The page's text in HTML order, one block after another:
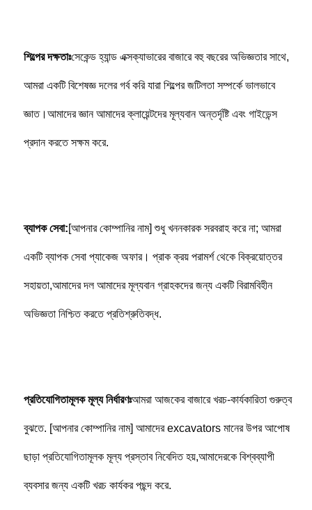
শিল্পের দক্ষতাঃসেকেন্ড হ্যান্ড এক্সক্যাভারের বাজারে বহু বছরের অভিজ্ঞতার সাথে,
আমরা একটি বিশেষজ্ঞ দলের গর্ব করি যারা শিল্পের জটিলতা সম্পর্কে ভালভাবে
জ্ঞাত।আমাদের জ্ঞান আমাদের ক্লায়েন্টদের মূল্যবান অন্তর্দৃষ্টি এবং গাইডেন্স
প্রদান করতে সক্ষম করে.
ব্যাপক সেবা:[আপনার কোম্পানির নাম] শুধু খননকারক সরবরাহ করে না; আমরা
একটি ব্যাপক সেবা প্যাকেজ অফার। প্রাক ক্রয় পরামর্শ থেকে বিক্রয়োত্তর
সহায়তা,আমাদের দল আমাদের মূল্যবান গ্রাহকদের জন্য একটি বিরামবিহীন
অভিজ্ঞতা নিশ্চিত করতে প্রতিশ্রুতিবদ্ধ.
প্রতিযোগিতামূলক মূল্য নির্ধারণঃআমরা আজকের বাজারে খরচ-কার্যকারিতা গুরুত্ব
বুঝতে. [আপনার কোম্পানির নাম] আমাদের excavators মানের উপর আপোষ
ছাড়া প্রতিযোগিতামূলক মূল্য প্রস্তাব নিবেদিত হয়,আমাদেরকে বিশ্বব্যাপী
ব্যবসার জন্য একটি খরচ কার্যকর পছন্দ করে.